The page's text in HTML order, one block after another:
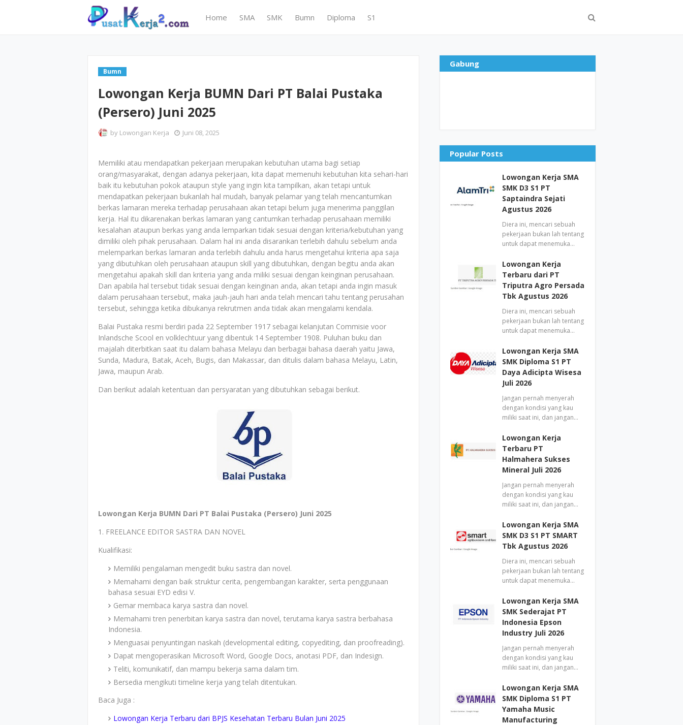
Home SMA SMK Bumn Diploma S1
Bumn
Lowongan Kerja BUMN Dari PT Balai Pustaka
(Persero) Juni 2025
by Lowongan Kerja Juni 08, 2025
Memiliki atau mendapatkan pekerjaan merupakan kebutuhan utama bagi setiap
orang/masyarakat, dengan adanya pekerjaan, kita dapat memenuhi kebutuhan kita sehari-hari
baik itu kebutuhan pokok ataupun style yang ingin kita tampilkan, akan tetapi untuk
mendapatkan pekerjaan bukanlah hal mudah, banyak pelamar yang telah mencantumkan
berkas lamaran mereka terhadap perusahaan akan tetapi belum juga menerima panggilan
kerja. Hal itu dikarenakan berkas lamaran yang cantumkan terhadap perusahaan memiliki
kesalahan ataupun berkas yang anda lemparkan tidak sesuai dengan kriteria/kebutuhan yang
dimiliki oleh pihak perusahaan. Dalam hal ini anda disarankan terlebih dahulu sebelum anda
melemparkan berkas lamaran anda terlebih dahulu anda harus mengetahui kriteria apa saja
yang dibutuhkan oleh perusahaan ataupun skill yang dibutuhkan, dengan begitu anda akan
mengetahui apakah skill dan kriteria yang anda miliki sesuai dengan keinginan perusahaan.
Dan apabila hal tersebut tidak sesuai dengan keinginan anda, akan tetapi anda ingin masuk
dalam perusahaan tersebut, maka jauh-jauh hari anda telah mencari tahu tentang perusahan
tersebut, sehingga ketika dibukanya rekrutmen anda tidak akan mengalami kendala.
Balai Pustaka resmi berdiri pada 22 September 1917 sebagai kelanjutan Commisie voor
Inlandsche Scool en volklechtuur yang dibentuk 14 September 1908. Puluhan buku dan
majalah diterbitkan saat itu dalam bahasa Melayu dan berbagai bahasa daerah yaitu Jawa,
Sunda, Madura, Batak, Aceh, Bugis, dan Makassar, dan ditulis dalam bahasa Melayu, Latin,
Jawa, maupun Arab.
Dan berikut adalah ketentuan dan persyaratan yang dibutuhkan sebagai berikut.
Lowongan Kerja BUMN Dari PT Balai Pustaka (Persero) Juni 2025
1. FREELANCE EDITOR SASTRA DAN NOVEL
Kualifikasi:
Memiliki pengalaman mengedit buku sastra dan novel.
Memahami dengan baik struktur cerita, pengembangan karakter, serta penggunaan
bahasa sesuai EYD edisi V.
Gemar membaca karya sastra dan novel.
Memahami tren penerbitan karya sastra dan novel, terutama karya sastra berbahasa
Indonesia.
Menguasai penyuntingan naskah (developmental editing, copyediting, dan proofreading).
Dapat mengoperasikan Microsoft Word, Google Docs, anotasi PDF, dan Indesign.
Teliti, komunikatif, dan mampu bekerja sama dalam tim.
Bersedia mengikuti timeline kerja yang telah ditentukan.
Baca Juga :
Lowongan Kerja Terbaru dari BPJS Kesehatan Terbaru Bulan Juni 2025
Gabung
Popular Posts
Lowongan Kerja SMA
SMK D3 S1 PT
Saptaindra Sejati
Agustus 2026
Diera ini, mencari sebuah
pekerjaan bukan lah tentang
untuk dapat menemuka…
Lowongan Kerja
Terbaru dari PT
Triputra Agro Persada
Tbk Agustus 2026
Diera ini, mencari sebuah
pekerjaan bukan lah tentang
untuk dapat menemuka…
Lowongan Kerja SMA
SMK Diploma S1 PT
Daya Adicipta Wisesa
Juli 2026
Jangan pernah menyerah
dengan kondisi yang kau
miliki saat ini, dan jangan…
Lowongan Kerja
Terbaru PT
Halmahera Sukses
Mineral Juli 2026
Jangan pernah menyerah
dengan kondisi yang kau
miliki saat ini, dan jangan…
Lowongan Kerja SMA
SMK D3 S1 PT SMART
Tbk Agustus 2026
Diera ini, mencari sebuah
pekerjaan bukan lah tentang
untuk dapat menemuka…
Lowongan Kerja SMA
SMK Sederajat PT
Indonesia Epson
Industry Juli 2026
Jangan pernah menyerah
dengan kondisi yang kau
miliki saat ini, dan jangan…
Lowongan Kerja SMA
SMK Diploma S1 PT
Yamaha Music
Manufacturing